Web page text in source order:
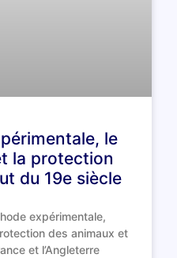
le
la protection
du 19e siècle
expérimentale,
des animaux et
et l’Angleterre